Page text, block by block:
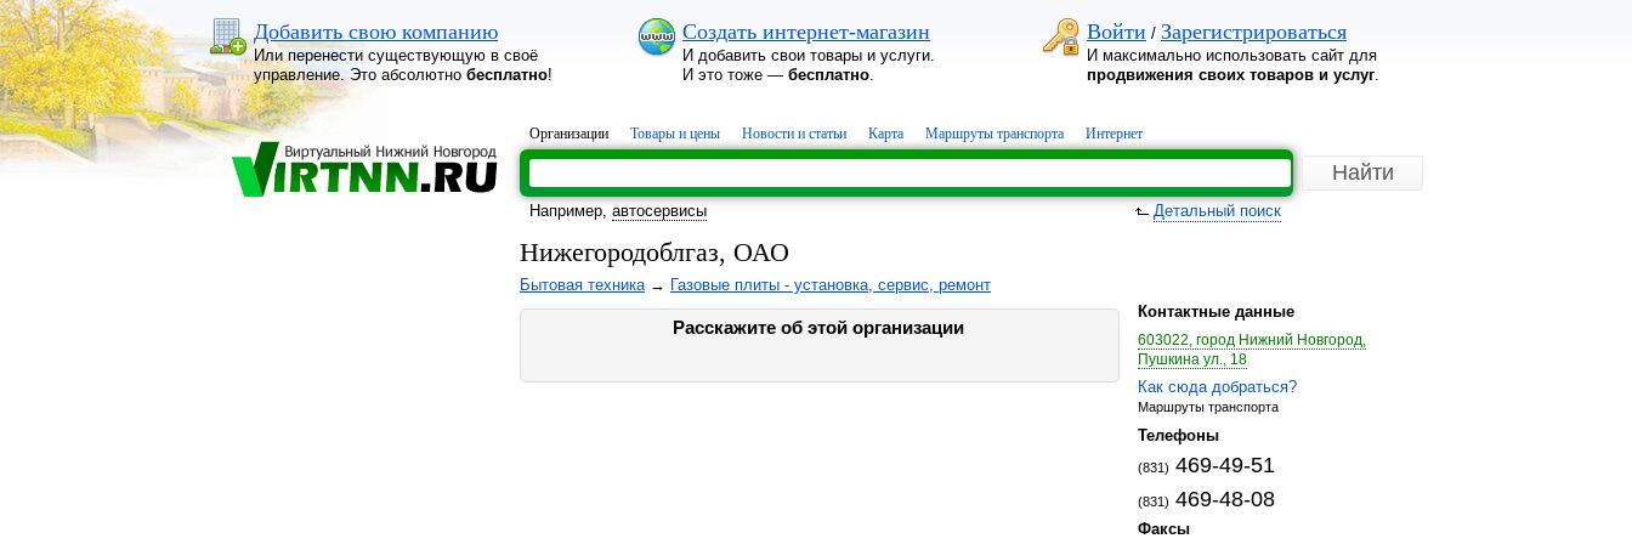
Добавить свою компанию
Или перенести существующую в своё
управление. Это абсолютно бесплатно!
Создать интернет-магазин
И добавить свои товары и услуги.
И это тоже — бесплатно.
Войти / Зарегистрироваться
И максимально использовать сайт для
продвижения своих товаров и услуг.
Организации Товары и цены Новости и статьи Карта Маршруты транспорта Интернет
Например, автосервисы Детальный поиск
Нижегородоблгаз, ОАО
Бытовая техника→ Газовые плиты - установка, сервис, ремонт
Расскажите об этой организации
Контактные данные
603022, город Нижний Новгород,
Пушкина ул., 18
Как сюда добраться?
Маршруты транспорта
Телефоны
(831) 469-49-51
(831) 469-48-08
Факсы